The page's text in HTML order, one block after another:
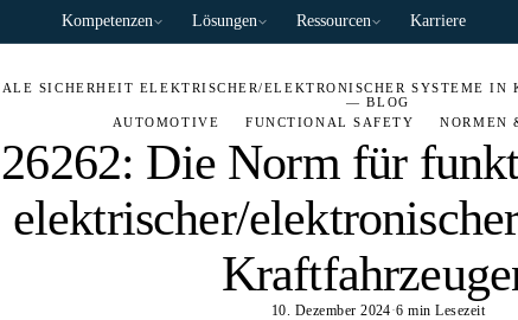
Kompetenzen Lösungen Ressourcen Karriere
SICHERHEIT ELEKTRISCHER/ELEKTRONISCHER SYSTEME IN
— BLOG
AUTOMOTIVE
FUNCTIONAL SAFETY NORMEN
Die Norm für
elektrischer/
10. Dezember 2024·6 min Lesezeit